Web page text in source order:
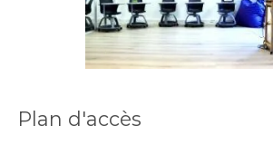
Plan d'accès